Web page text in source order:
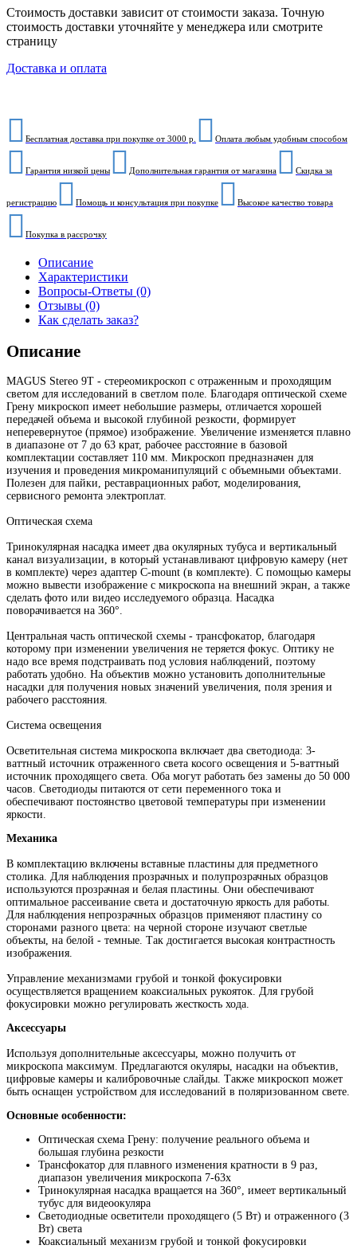
Стоимость доставки зависит от стоимости заказа. Точную
стоимость доставки уточняйте у менеджера или смотрите
страницу
Доставка и оплата
Бесплатная доставка при покупке от 3000 р. Оплата любым удобным способом
Гарантия низкой цены Дополнительная гарантия от магазина Скидка за
регистрацию Помощь и консультация при покупке Высокое качество товара
Покупка в рассрочку
Описание
Характеристики
Вопросы-Ответы (0)
Отзывы (0)
Как сделать заказ?
Описание
MAGUS Stereo 9T - стереомикроскоп с отраженным и проходящим
светом для исследований в светлом поле. Благодаря оптической схеме
Грену микроскоп имеет небольшие размеры, отличается хорошей
передачей объема и высокой глубиной резкости, формирует
неперевернутое (прямое) изображение. Увеличение изменяется плавно
в диапазоне от 7 до 63 крат, рабочее расстояние в базовой
комплектации составляет 110 мм. Микроскоп предназначен для
изучения и проведения микроманипуляций с объемными объектами.
Полезен для пайки, реставрационных работ, моделирования,
сервисного ремонта электроплат.
Оптическая схема
Тринокулярная насадка имеет два окулярных тубуса и вертикальный
канал визуализации, в который устанавливают цифровую камеру (нет
в комплекте) через адаптер C-mount (в комплекте). С помощью камеры
можно вывести изображение с микроскопа на внешний экран, а также
сделать фото или видео исследуемого образца. Насадка
поворачивается на 360°.
Центральная часть оптической схемы - трансфокатор, благодаря
которому при изменении увеличения не теряется фокус. Оптику не
надо все время подстраивать под условия наблюдений, поэтому
работать удобно. На объектив можно установить дополнительные
насадки для получения новых значений увеличения, поля зрения и
рабочего расстояния.
Система освещения
Осветительная система микроскопа включает два светодиода: 3-
ваттный источник отраженного света косого освещения и 5-ваттный
источник проходящего света. Оба могут работать без замены до 50 000
часов. Светодиоды питаются от сети переменного тока и
обеспечивают постоянство цветовой температуры при изменении
яркости.
Механика
В комплектацию включены вставные пластины для предметного
столика. Для наблюдения прозрачных и полупрозрачных образцов
используются прозрачная и белая пластины. Они обеспечивают
оптимальное рассеивание света и достаточную яркость для работы.
Для наблюдения непрозрачных образцов применяют пластину со
сторонами разного цвета: на черной стороне изучают светлые
объекты, на белой - темные. Так достигается высокая контрастность
изображения.
Управление механизмами грубой и тонкой фокусировки
осуществляется вращением коаксиальных рукояток. Для грубой
фокусировки можно регулировать жесткость хода.
Аксессуары
Используя дополнительные аксессуары, можно получить от
микроскопа максимум. Предлагаются окуляры, насадки на объектив,
цифровые камеры и калибровочные слайды. Также микроскоп может
быть оснащен устройством для исследований в поляризованном свете.
Основные особенности:
Оптическая схема Грену: получение реального объема и
большая глубина резкости
Трансфокатор для плавного изменения кратности в 9 раз,
диапазон увеличения микроскопа 7-63х
Тринокулярная насадка вращается на 360°, имеет вертикальный
тубус для видеоокуляра
Светодиодные осветители проходящего (5 Вт) и отраженного (3
Вт) света
Коаксиальный механизм грубой и тонкой фокусировки